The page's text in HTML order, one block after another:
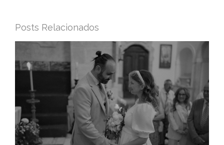
Posts Relacionados